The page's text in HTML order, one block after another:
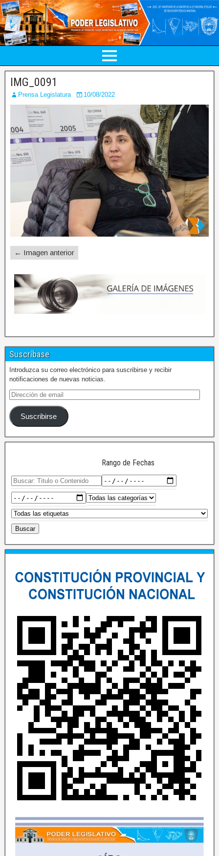
IMG_0091
Prensa Legislatura 10/08/2022
← Imagen anterior
Suscríbase
Introduzca su correo electrónico para suscribirse y recibir
notificaciones de nuevas noticias.
Suscribirse
Rango de Fechas